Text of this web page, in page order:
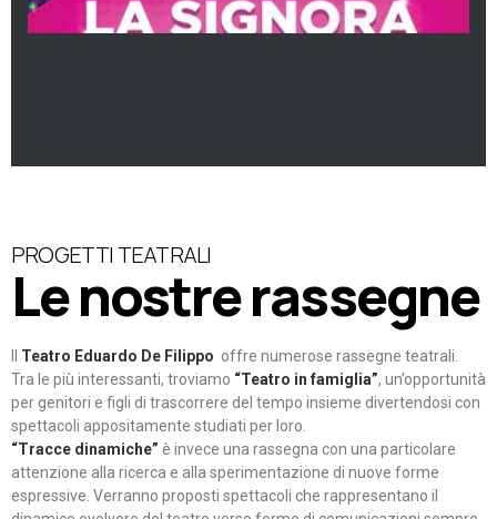
PROGETTI TEATRALI
Le nostre rassegne
Teatro Eduardo De Filippo offre numerose rassegne teatrali.
Tra le più interessanti, troviamo “Teatro in famiglia”, un’opportunità
per genitori e figli di trascorrere del tempo insieme divertendosi con
spettacoli appositamente studiati per loro.
“Tracce dinamiche” è invece una rassegna con una particolare
attenzione alla ricerca e alla sperimentazione di nuove forme
espressive. Verranno proposti spettacoli che rappresentano il